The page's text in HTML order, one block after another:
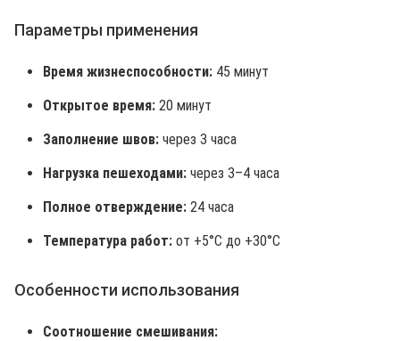
Параметры применения
Время жизнеспособности: 45 минут
Открытое время: 20 минут
Заполнение швов: через 3 часа
Нагрузка пешеходами: через 3–4 часа
Полное отверждение: 24 часа
Температура работ: от +5°C до +30°C
Особенности использования
Соотношение смешивания: